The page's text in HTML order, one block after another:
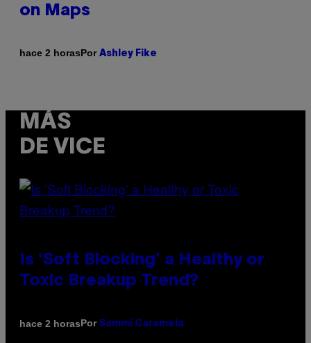
on Maps
hace 2 horasPor Ashley Fike
MÁS
DE VICE
Is ‘Soft Blocking’ a Healthy or
Toxic Breakup Trend?
hace 2 horasPor Sammi Caramela